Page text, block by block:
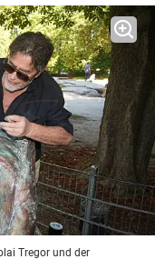
Tregor und der